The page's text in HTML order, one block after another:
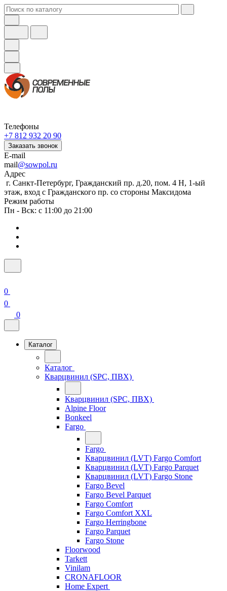
Телефоны
+7 812 932 20 90
Заказать звонок
E-mail
mail@sowpol.ru
Адрес
г. Санкт-Петербург, Гражданский пр. д.20, пом. 4 Н, 1-ый
этаж, вход с Гражданского пр. со стороны Максидома
Режим работы
Пн - Вск: с 11:00 до 21:00
0
0
0
Каталог
Каталог
Кварцвинил (SPC, ПВХ)
Кварцвинил (SPC, ПВХ)
Alpine Floor
Bonkeel
Fargo
Fargo
Кварцвинил (LVT) Fargo Comfort
Кварцвинил (LVT) Fargo Parquet
Кварцвинил (LVT) Fargo Stone
Fargo Bevel
Fargo Bevel Parquet
Fargo Comfort
Fargo Comfort XXL
Fargo Herringbone
Fargo Parquet
Fargo Stone
Floorwood
Tarkett
Vinilam
CRONAFLOOR
Home Expert